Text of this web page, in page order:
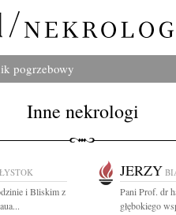
pogrzebowy
Inne nekrologi
i Bliskim z
JERZY
Pani Prof. dr
głębokiego